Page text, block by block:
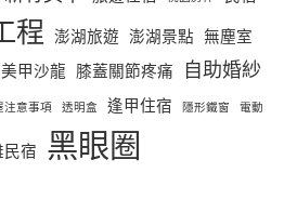
程 澎湖旅遊 澎湖景點 無塵室
美甲沙龍 膝蓋關節疼痛
自助婚紗
注意事項 透明盒 逢甲住宿 隱形鐵窗 電動
宿 黑眼圈